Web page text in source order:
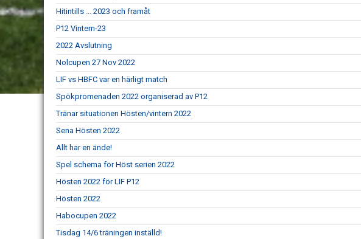
Hitintills ... 2023 och framåt
P12 Vintern-23
2022 Avslutning
Nolcupen 27 Nov 2022
LIF vs HBFC var en härligt match
Spökpromenaden 2022 organiserad av P12
Tränar situationen Hösten/vintern 2022
Sena Hösten 2022
Allt har en ände!
Spel schema för Höst serien 2022
Hösten 2022 för LIF P12
Hösten 2022
Habocupen 2022
Tisdag 14/6 träningen inställd!